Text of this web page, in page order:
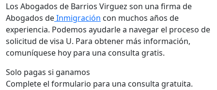
Los Abogados de Barrios Virguez son una firma de
Abogados deInmigración con muchos años de
experiencia. Podemos ayudarle a navegar el proceso de
solicitud de visa U. Para obtener más información,
comuníquese hoy para una consulta gratis.
Solo pagas si ganamos
Complete el formulario para una consulta gratuita.